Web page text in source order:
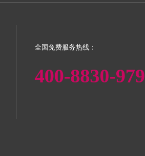
全国免费服务热线：
400-8830-979